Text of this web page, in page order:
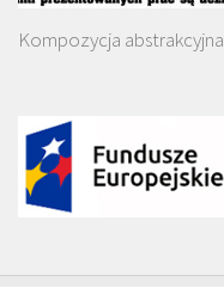
Kompozycja abstrakcyjna